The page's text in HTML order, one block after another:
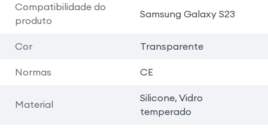
Compatibilidade do
produto
Samsung Galaxy S23
Cor Transparente
Normas CE
Material
Silicone, Vidro
temperado